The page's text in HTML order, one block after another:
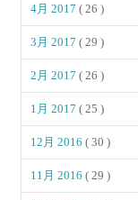
4月 2017( 26 )
3月 2017( 29 )
2月 2017( 26 )
1月 2017( 25 )
12月 2016( 30 )
11月 2016( 29 )